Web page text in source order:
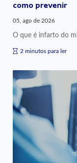
como prevenir
05, ago de 2026
O que é infarto do
2 minutos para ler